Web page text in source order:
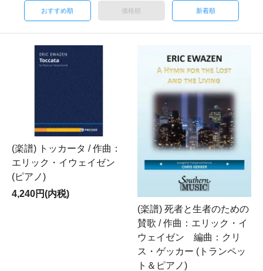
おすすめ順 価格順 新着順
(楽譜) トッカータ / 作曲：
エリック・イウェイゼン
(ピアノ)
4,240円(内税)
(楽譜) 死者と生者のための
賛歌 / 作曲：エリック・イ
ウェイゼン 編曲：クリ
ス・ゲッカー (トランペッ
ト＆ピアノ)